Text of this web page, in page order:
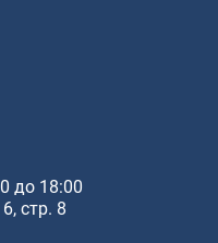
до 18:00
стр. 8